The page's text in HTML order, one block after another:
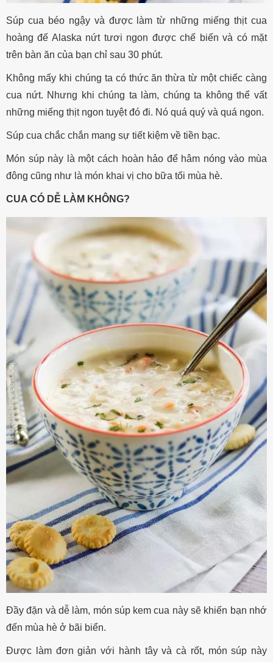
Súp cua béo ngậy và được làm từ những miếng thịt cua
hoàng đế Alaska nứt tươi ngon được chế biến và có mặt
trên bàn ăn của bạn chỉ sau 30 phút.
Không mấy khi chúng ta có thức ăn thừa từ một chiếc càng
cua nứt. Nhưng khi chúng ta làm, chúng ta không thể vất
những miếng thịt ngon tuyệt đó đi. Nó quá quý và quá ngon.
Súp cua chắc chắn mang sự tiết kiệm về tiền bạc.
Món súp này là một cách hoàn hảo để hâm nóng vào mùa
đông cũng như là món khai vị cho bữa tối mùa hè.
CUA CÓ DỄ LÀM KHÔNG?
Đầy đặn và dễ làm, món súp kem cua này sẽ khiến bạn nhớ
đến mùa hè ở bãi biển.
Được làm đơn giản với hành tây và cà rốt, món súp này